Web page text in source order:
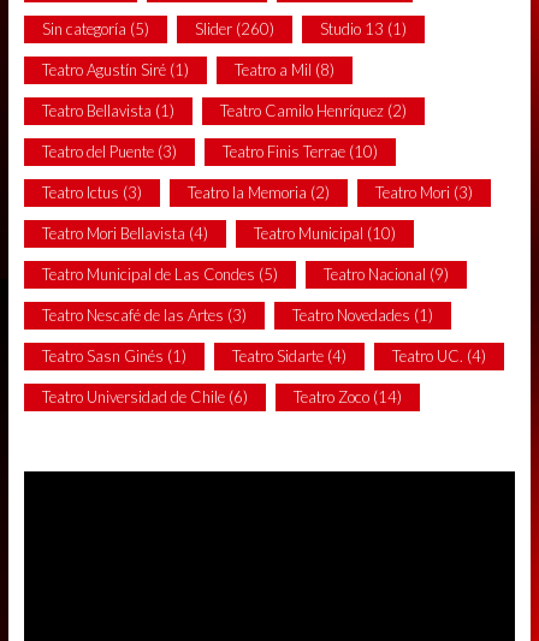
Sin categoría (5) Slider(260) Studio 13 (1)
Teatro Agustín Siré(1) Teatro a Mil (8)
Teatro Bellavista (1) Teatro Camilo Henríquez(2)
Teatro del Puente(3) Teatro Finis Terrae(10)
Teatro Ictus (3) Teatro la Memoria (2) Teatro Mori (3)
Teatro Mori Bellavista (4) Teatro Municipal (10)
Teatro Municipal de Las Condes (5) Teatro Nacional (9)
Teatro Nescafé de las Artes (3) Teatro Novedades (1)
Teatro Sasn Ginés (1) Teatro Sidarte(4) Teatro UC. (4)
Teatro Universidad de Chile(6) Teatro Zoco(14)